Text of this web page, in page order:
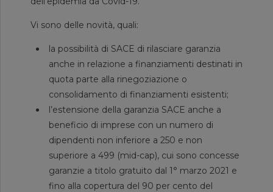
Vi sono delle novità, quali:
la possibilità di SACE di rilasciare garanzia
anche in relazione a finanziamenti destinati in
quota parte alla rinegoziazione o
consolidamento di finanziamenti esistenti;
l’estensione della garanzia SACE anche a
beneficio di imprese con un numero di
dipendenti non inferiore a 250 e non
superiore a 499 (mid-cap), cui sono concesse
garanzie a titolo gratuito dal 1° marzo 2021 e
fino alla copertura del 90 per cento del